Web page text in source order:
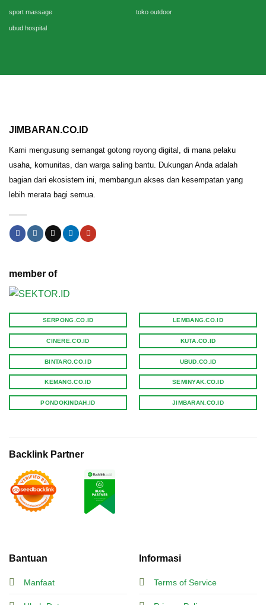
sport massage toko outdoor
ubud hospital
JIMBARAN.CO.ID
Kami mengusung semangat gotong royong digital, di mana pelaku
usaha, komunitas, dan warga saling bantu. Dukungan Anda adalah
bagian dari ekosistem ini, membangun akses dan kesempatan yang
lebih merata bagi semua.
Bantuan
Manfaat
Informasi
Terms of Service
member of
SERPONG.CO.ID
CINERE.CO.ID
BINTARO.CO.ID
KEMANG.CO.ID
PONDOKINDAH.ID
LEMBANG.CO.ID
KUTA.CO.ID
UBUD.CO.ID
SEMINYAK.CO.ID
JIMBARAN.CO.ID
Backlink Partner